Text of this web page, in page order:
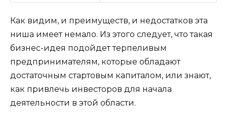
Как видим, и преимуществ, и недостатков эта
ниша имеет немало. Из этого следует, что такая
бизнес-идея подойдет терпеливым
предпринимателям, которые обладают
достаточным стартовым капиталом, или знают,
как привлечь инвесторов для начала
деятельности в этой области.